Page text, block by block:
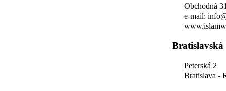
Obchodná
e-mail:
Peterská 2
Bratislava -